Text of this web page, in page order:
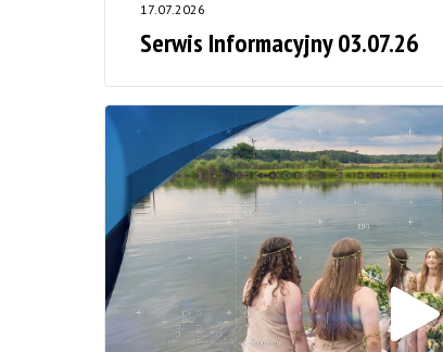
17.07.2026
Serwis Informacyjny 03.07.26